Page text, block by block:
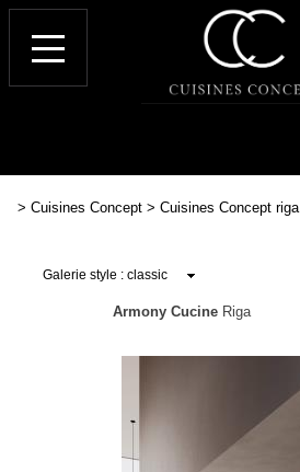
> Cuisines Concept > Cuisines Concept riga
Armony CucineRiga